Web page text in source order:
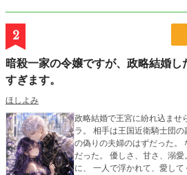
2
暗殺一家の令嬢ですが、政略結婚
すぎます。
ほしよみ
政略結婚で王宮に紛れ込ませ
ラ。 相手は王国近衛騎士団
の偽りの夫婦のはずだった。
だった。 優しさ、甘さ、溺
に、 一人で浮かれて、愛し